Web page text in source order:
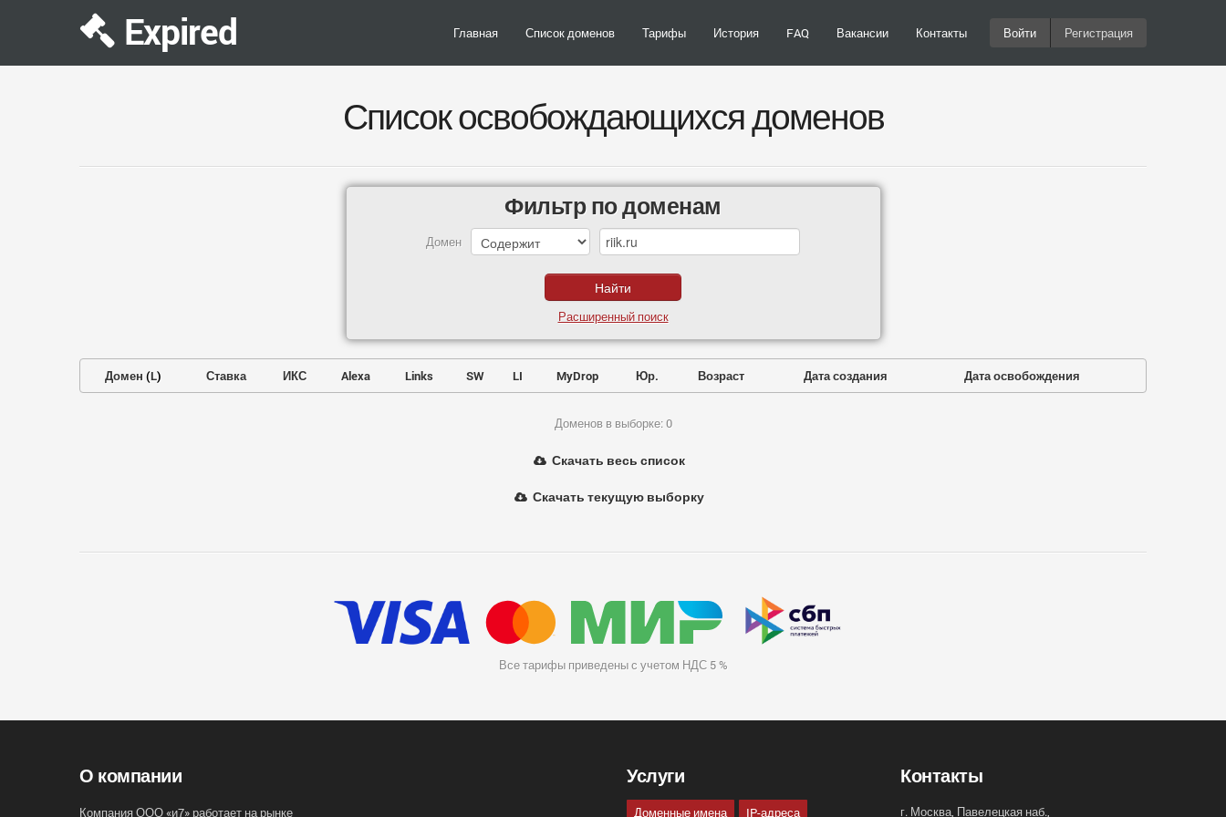
Expired Главная Список доменов Тарифы История FAQ Вакансии Контакты Войти Регистрация
Список освобождающихся доменов
Фильтр по доменам
Домен
Расширенный поиск
Домен (L) Ставка ИКС Alexa Links SW LI MyDrop Юр. Возраст Дата создания Дата освобождения
Доменов в выборке: 0
Скачать весь список
Скачать текущую выборку
Все тарифы приведены с учетом НДС 5 %
О компании
Компания ООО «и7» работает на рынке
Услуги
Доменные имена IP-адреса
Контакты
г. Москва, Павелецкая наб.,